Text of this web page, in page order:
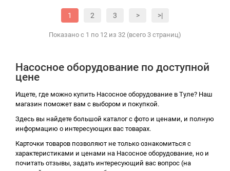
1 2 3 > >|
Показано с 1 по 12 из 32 (всего 3 страниц)
Насосное оборудование по доступной
цене
Ищете, где можно купить Насосное оборудование в Туле? Наш
магазин поможет вам с выбором и покупкой.
Здесь вы найдете большой каталог с фото и ценами, и полную
информацию о интересующих вас товарах.
Карточки товаров позволяют не только ознакомиться с
характеристиками и ценами на Насосное оборудование, но и
почитать отзывы, задать интересующий вас вопрос (на